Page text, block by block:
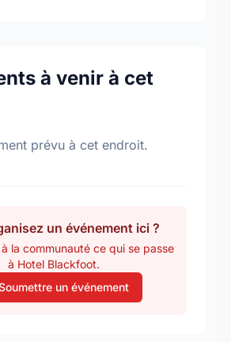
à venir à cet
prévu à cet endroit.
un événement ici ?
la communauté ce qui se passe
à Hotel Blackfoot.
un événement